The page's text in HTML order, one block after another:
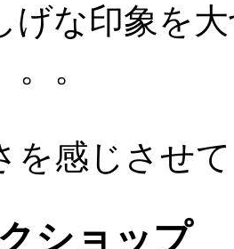
げな印象を
。
を感じさせ
ショップ